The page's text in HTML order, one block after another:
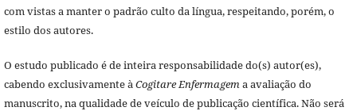
com vistas a manter o padrão culto da língua, respeitando, porém, o
estilo dos autores.
O estudo publicado é de inteira responsabilidade do(s) autor(es),
cabendo exclusivamente àCogitare Enfermagema avaliação do
manuscrito, na qualidade de veículo de publicação científica. Não será